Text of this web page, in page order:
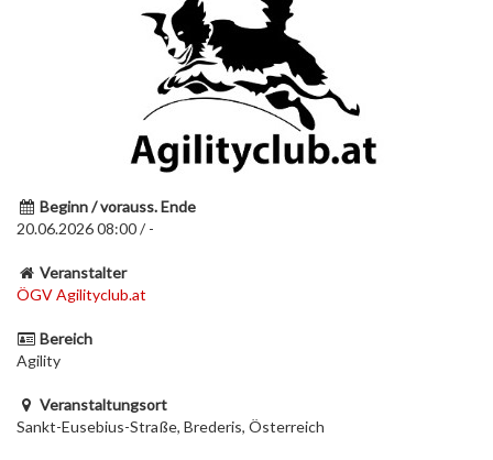
Beginn / vorauss. Ende
20.06.2026 08:00 / -
Veranstalter
ÖGV Agilityclub.at
Bereich
Agility
Veranstaltungsort
Sankt-Eusebius-Straße, Brederis, Österreich